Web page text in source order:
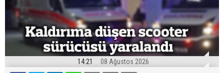
14:21 08 Ağustos 2026